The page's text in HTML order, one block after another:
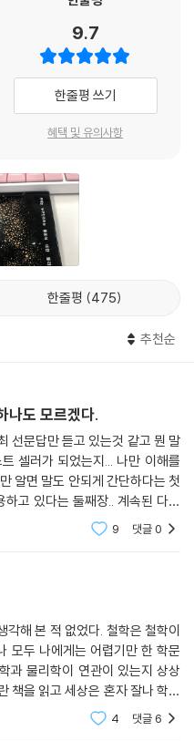
해하며 계속해서 만들어지고 또
철학자들은 물리학이 가장 근
론을 내리고, 물리학을 오해를
러나 오래전부터 정말 믿을 수 없
증명하는 일들은 수없이 많았습
하고 있을지도 모릅니다. 이러
으로 진화했습니다. 그렇기 때문
보이는 것과 다르다는 사실을 알
구분되는 것은 아닙니다. 이 또
기, 우리 지구에서 자신의 일부
정보를 교류하면서 끝없이 조합
상상조차 할 수 없는 형태로 무
. 저 위, 우주에 정말 드넓은 공간
하기 짝이 없는 이런 은하에 무
리석은 것입니다. 지구에서의
것 중에서 한 가지를 맛보는 일
다른 사람들의 영혼과 그리 다
갈지 몰랐다.”고 말할 만큼 예측
손함에도, 실제 카를로 로벨리
. 그는 상대성이론과 양자역학을
전을 이뤄냈다는 평가를 받는다.
발한데, 이 책은 그의 대중을 위
인간을 말하다
서 밝히고 있듯이, 20세기 이래
로 포문을 열게 된 새로운 문제
일곱 개로 구성된 강의는 20세
아니라 가장 최근에 도입된 참
하면서도, 전체적으로 우주를 새
론들의 단순한 나열이 아니라, 정
관한 새로운 그림을 향해 어떤
변화하며, 결국 결합하여 새로운
갖다 보면 시간이 문제의 핵심이
되었고, 19세기부터 20세기까
리학에서는 상당히 예민한 문제
’에 따라 어떻게 변화하는지를 말
니다.
떻게 변화하는지, 혹은 ‘버터 양
9.7
한줄평 쓰기
혜택 및 유의사항
한줄평 475
추천순
나도 모르겠다.
선문답만 듣고 있는것 같고 뭔 말
알면 말도 안되게 간단하다는 첫
는 둘째장.. 계속된 다음
9 댓글0
해 본 적 없었다. 철학은 철학이
모두 나에게는 어렵기만 한 학문
과 물리학이 연관이 있는지 상상
책을 읽고 세상은 혼자 잘나 학문
4 댓글6